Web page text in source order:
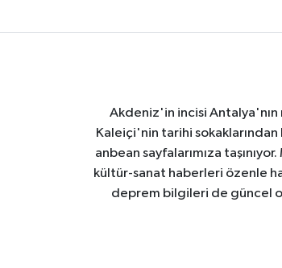
Akdeniz'in incisi Antalya'nın
Kaleiçi'nin tarihi
anbean sayfalarımıza
kültür-sanat haberleri özenle
deprem bilgileri de güncel